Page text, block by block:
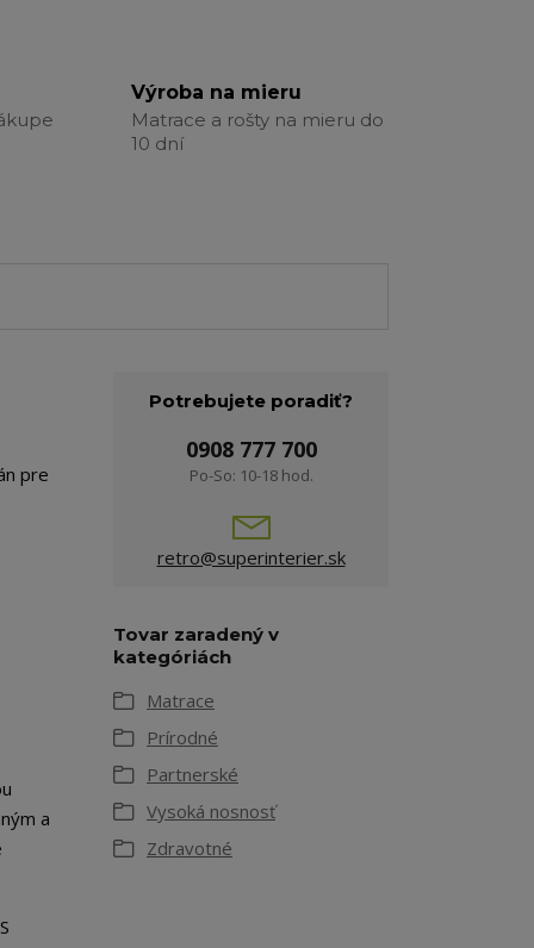
Výroba na mieru
Matrace a rošty na mieru do
10 dní
pre
a
Potrebujete poradiť?
0908 777 700
Po-So: 10-18 hod.
retro@superinterier.sk
Tovar zaradený v
kategóriách
Matrace
Prírodné
Partnerské
Vysoká nosnosť
Zdravotné